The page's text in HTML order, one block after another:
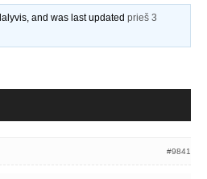
and was last updatedprieš 3
#9841